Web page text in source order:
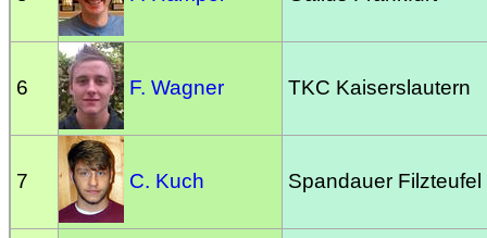
6 F. Wagner TKC Kaiserslautern
7 C. Kuch Spandauer Filzteufel